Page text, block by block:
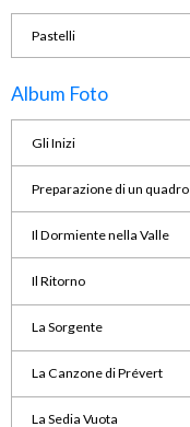
Pastelli
Album Foto
Gli Inizi
Preparazione di un quadro
Il Dormiente nella Valle
Il Ritorno
La Sorgente
La Canzone di Prévert
La Sedia Vuota